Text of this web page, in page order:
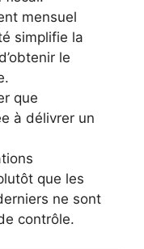
mensuel
simplifie la
le
que
à délivrer un
que les
ne sont
contrôle.